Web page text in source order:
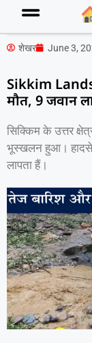
शेखर June 3,
Sikkim
मौत, 9 जवान
सिक्किम के उत्तर
भूस्खलन हुआ। हादसे
लापता हैं।